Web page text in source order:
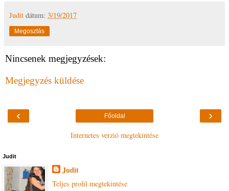
Judit dátum: 3/19/2017
Megosztás
Nincsenek megjegyzések:
Megjegyzés küldése
‹ ›
Főoldal
Internetes verzió megtekintése
Judit
Judit
Teljes profil megtekintése